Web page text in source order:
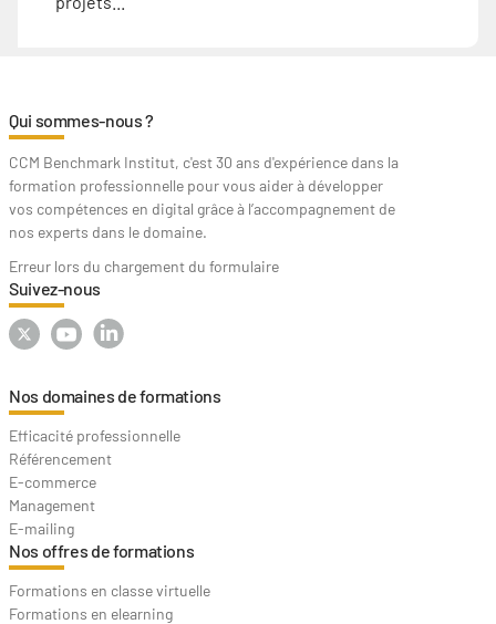
Qui sommes-nous ?
CCM Benchmark Institut, c'est 30 ans d'expérience dans la
formation professionnelle pour vous aider à développer
vos compétences en digital grâce à l’accompagnement de
nos experts dans le domaine.
Erreur lors du chargement du formulaire
Suivez-nous
Nos domaines de formations
Efficacité professionnelle
Référencement
E-commerce
Management
E-mailing
Nos offres de formations
Formations en classe virtuelle
Formations en elearning